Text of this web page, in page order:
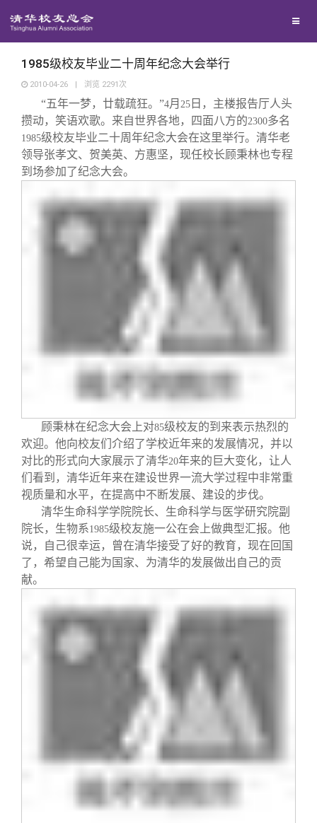
地区联络
年级联络
院系校友工作
兴趣群体
回馈母校
捐赠项目
捐赠新闻
捐赠方法
媒体平台
《清华校友通讯》
我要订阅
百年清华
清华故事
校友文苑
终身学习
三创大赛
会长致辞
制度法规
联系我们
1985级校友毕业二十周年纪念大会举行
2010-04-26 | 浏览 2291 次
“五年一梦，廿载疏狂。”4月 25 日，主楼报告厅人头
攒动，笑语欢歌。来自世界各地，四面八方的2300多名
1985级校友毕业二十周年纪念大会在这里举行。清华老
领导张孝文、贺美英、方惠坚，现任校长顾秉林也专程
到场参加了纪念大会。
顾秉林在纪念大会上对85级校友的到来表示热烈的
欢迎。他向校友们介绍了学校近年来的发展情况，并以
对比的形式向大家展示了清华20年来的巨大变化，让人
们看到，清华近年来在建设世界一流大学过程中非常重
视质量和水平，在提高中不断发展、建设的步伐。
清华生命科学学院院长、生命科学与医学研究院副
院长，生物系1985级校友施一公在会上做典型汇报。他
说，自己很幸运，曾在清华接受了好的教育，现在回国
了，希望自己能为国家、为清华的发展做出自己的贡
献。